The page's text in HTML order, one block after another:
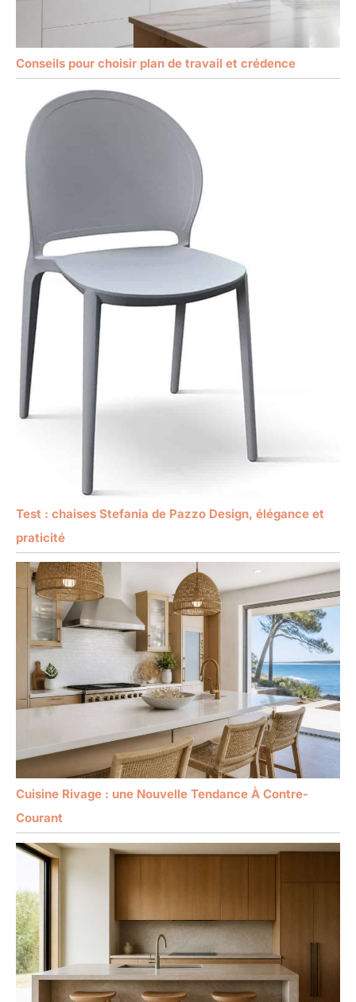
Conseils pour choisir plan de travail et crédence
Test : chaises Stefania de Pazzo Design, élégance et
praticité
Cuisine Rivage : une Nouvelle Tendance À Contre-
Courant